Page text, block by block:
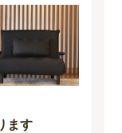
ます